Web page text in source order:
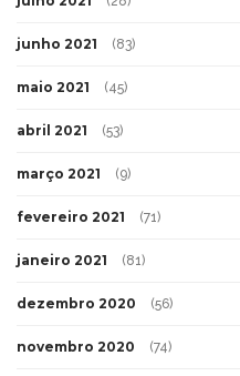
junho 2021 (83)
maio 2021 (45)
abril 2021 (53)
março 2021 (9)
fevereiro 2021 (71)
janeiro 2021 (81)
dezembro 2020 (56)
novembro 2020 (74)